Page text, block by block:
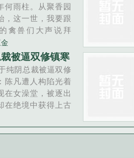
何雨柱。从聚香园
，这一世，我要跟
禽兽们大声说拜
自己不一样的精彩
淮茹什么货色，我
中海要我养老？想
棒梗、贾张氏、聋
都什么货色……...
被逼双修镇寒
纯阴总裁被逼双修
陈凡遭人构陷光着
在女澡堂，被逐出
在绝境中获得上古
，习得龙伏九凤仙
神体如熔炉初燃，
找九位纯阴之体一
虚紫气诀解生死